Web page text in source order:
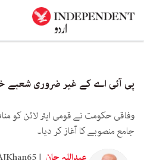
پی آئی اے کے غیر ضروری شعبے
وفاقی حکومت نے قومی ایئر لائن کو
جامع منصوبے کا آغاز کر دیا۔